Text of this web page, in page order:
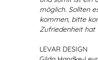
möglich. Sollten
kommen, bitte
Zufriedenheit hat
LEVAR DESIGN